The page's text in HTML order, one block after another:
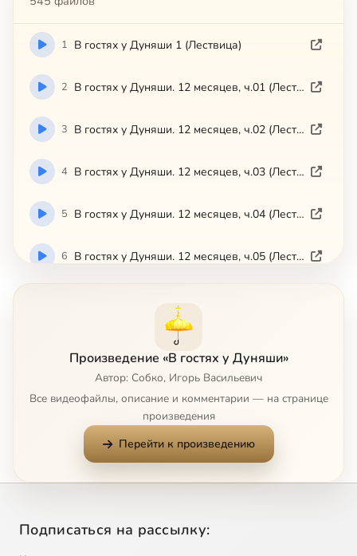
1 В гостях у Дуняши 1 (Лествица)
2 В гостях у Дуняши. 12 месяцев, ч.01 (Лествица)
3 В гостях у Дуняши. 12 месяцев, ч.02 (Лествица)
4 В гостях у Дуняши. 12 месяцев, ч.03 (Лествица)
5 В гостях у Дуняши. 12 месяцев, ч.04 (Лествица)
6 В гостях у Дуняши. 12 месяцев, ч.05 (Лествица)
Произведение «В гостях у Дуняши»
Автор: Собко, Игорь Васильевич
Все видеофайлы, описание и комментарии — на странице
произведения
Перейти к произведению
Подписаться на рассылку: